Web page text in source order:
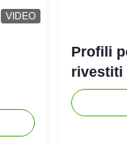
VIDEO
Profili
rivestiti